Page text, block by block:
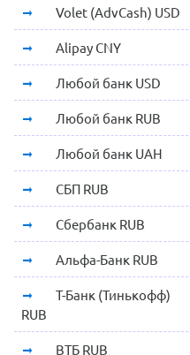
Volet (AdvCash) USD
Alipay CNY
Любой банк USD
Любой банк RUB
Любой банк UAH
СБП RUB
Сбербанк RUB
Альфа-Банк RUB
Т-Банк (Тинькофф)
RUB
ВТБ RUB